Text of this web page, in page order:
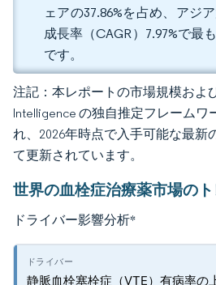
ェアの37.86%を占め、アジ
成長率（CAGR）7.97%で最
です。
注記：本レポートの市場規模およ
Intelligence の独自推定フレームワ
れ、2026年時点で入手可能な最新
て更新されています。
世界の血栓症治療薬市場の
ドライバー影響分析*
静脈血栓塞栓症（VTE）有病率の